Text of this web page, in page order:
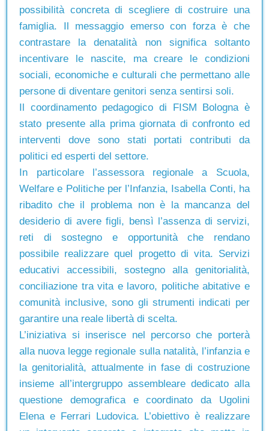
possibilità concreta di scegliere di costruire una
famiglia. Il messaggio emerso con forza è che
contrastare la denatalità non significa soltanto
incentivare le nascite, ma creare le condizioni
sociali, economiche e culturali che permettano alle
persone di diventare genitori senza sentirsi soli.
Il coordinamento pedagogico di FISM Bologna è
stato presente alla prima giornata di confronto ed
interventi dove sono stati portati contributi da
politici ed esperti del settore.
In particolare l’assessora regionale a Scuola,
Welfare e Politiche per l’Infanzia, Isabella Conti, ha
ribadito che il problema non è la mancanza del
desiderio di avere figli, bensì l’assenza di servizi,
reti di sostegno e opportunità che rendano
possibile realizzare quel progetto di vita. Servizi
educativi accessibili, sostegno alla genitorialità,
conciliazione tra vita e lavoro, politiche abitative e
comunità inclusive, sono gli strumenti indicati per
garantire una reale libertà di scelta.
L’iniziativa si inserisce nel percorso che porterà
alla nuova legge regionale sulla natalità, l’infanzia e
la genitorialità, attualmente in fase di costruzione
insieme all’intergruppo assembleare dedicato alla
questione demografica e coordinato da Ugolini
Elena e Ferrari Ludovica. L’obiettivo è realizzare